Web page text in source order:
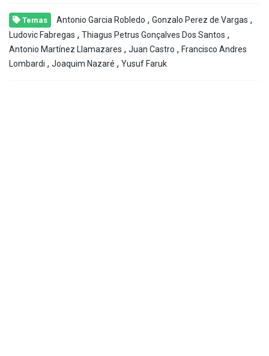
Temas Antonio Garcia Robledo , Gonzalo Perez de Vargas ,
Ludovic Fabregas , Thiagus Petrus Gonçalves Dos Santos ,
Antonio Martínez Llamazares , Juan Castro , Francisco Andres
Lombardi , Joaquim Nazaré , Yusuf Faruk